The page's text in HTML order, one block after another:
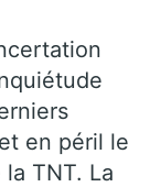
en péril le
TNT. La